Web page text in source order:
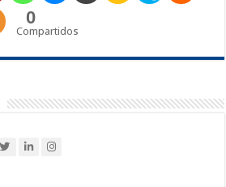
0
Compartidos